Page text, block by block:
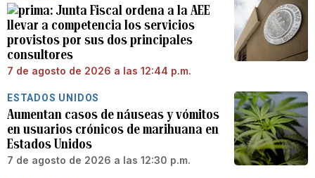
Junta Fiscal ordena a la AEE
llevar a competencia los servicios
provistos por sus dos principales
consultores
7 de agosto de 2026 a las 12:44 p.m.
ESTADOS UNIDOS
Aumentan casos de náuseas y vómitos
en usuarios crónicos de marihuana en
Estados Unidos
7 de agosto de 2026 a las 12:30 p.m.